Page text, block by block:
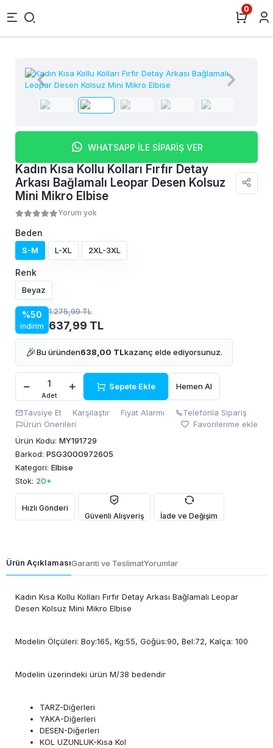
0
WHATSAPP İLE SİPARİŞ VER
Kadın Kısa Kollu Kolları Fırfır Detay
Arkası Bağlamalı Leopar Desen Kolsuz
Mini Mikro Elbise
Yorum yok
Beden
S-M L-XL 2XL-3XL
Renk
Beyaz
%50
indirim
1.275,99 TL
637,99 TL
🎉Bu üründen638,00 TLkazanç elde ediyorsunuz.
Adet
Sepete Ekle Hemen Al
Tavsiye Et Karşılaştır Fiyat Alarmı
Telefonla Sipariş
Ürün Önerileri
Favorilerime ekle
Ürün Kodu: MY191729
Barkod: PSG3000972605
Kategori: Elbise
Stok: 20+
Hızlı Gönderi
Güvenli Alışveriş
İade ve Değişim
Ürün AçıklamasıGaranti ve TeslimatYorumlar
Kadın Kısa Kollu Kolları Fırfır Detay Arkası Bağlamalı Leopar
Desen Kolsuz Mini Mikro Elbise
Modelin Ölçüleri: Boy:165, Kg:55, Göğüs:90, Bel:72, Kalça: 100
Modelin üzerindeki ürün M/38 bedendir
TARZ-Diğerleri
YAKA-Diğerleri
DESEN-Diğerleri
KOL UZUNLUK-Kısa Kol